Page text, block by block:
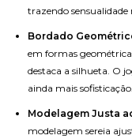
trazendo sensualidade
Bordado
em formas
destaca a silhueta. O
ainda mais sofisticação.
Modelagem Justa
modelagem sereia